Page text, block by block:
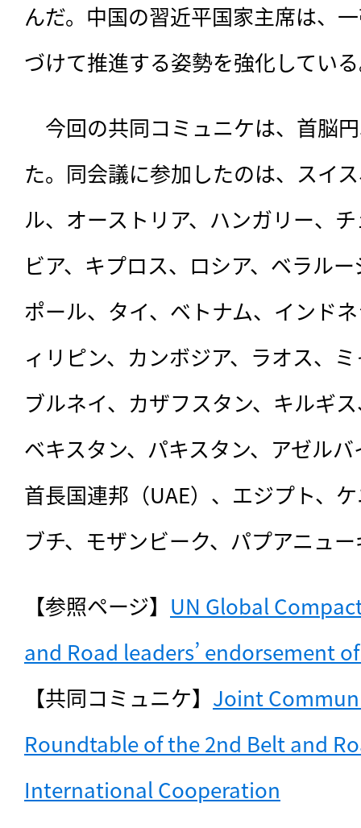
んだ。中国の習近平国家主席は、
づけて推進する姿勢を強化してい
今回の共同コミュニケは、首脳
た。同会議に参加したのは、スイ
ル、オーストリア、ハンガリー、
ビア、キプロス、ロシア、ベラル
ポール、タイ、ベトナム、インド
ィリピン、カンボジア、ラオス、
ブルネイ、カザフスタン、キルギ
ベキスタン、パキスタン、アゼル
首長国連邦（UAE）、エジプト、
ブチ、モザンビーク、パプアニュ
【参照ページ】 UN Global
and Road leaders’ endorsement
【共同コミュニケ】 Joint
Roundtable of the 2nd Belt and
International Cooperation